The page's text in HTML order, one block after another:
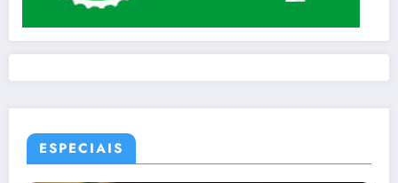
ESPECIAIS